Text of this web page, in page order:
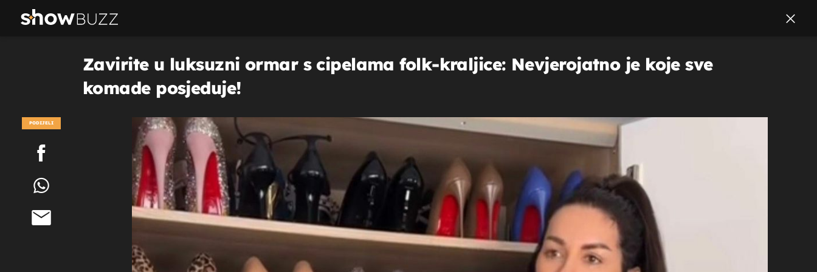
Zavirite u luksuzni ormar s cipelama folk-kraljice: Nevjerojatno je koje sve
komade posjeduje!
PODIJELI
POGLEDAJ